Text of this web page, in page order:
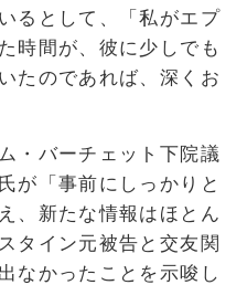
るとして、「私がエプ
時間が、彼に少しでも
たのであれば、深くお
・バーチェット下院議
が「事前にしっかりと
、新たな情報はほとん
タイン元被告と交友関
なかったことを示唆し